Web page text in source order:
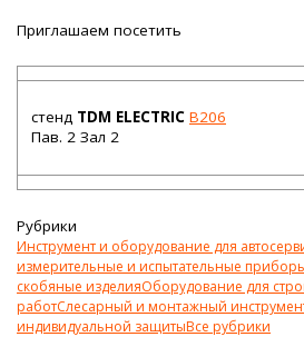
Приглашаем посетить
стенд TDM ELECTRIC B206
Пав. 2 Зал 2
Рубрики
Инструмент и оборудование для
измерительные и испытательные
скобяные изделияОборудование для
работСлесарный и монтажный
индивидуальной защитыВсе рубрики